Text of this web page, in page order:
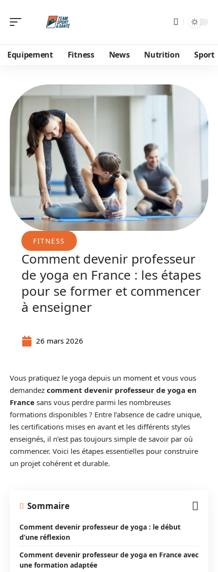
Equipement Fitness News Nutrition Sport
FITNESS
Comment devenir professeur
de yoga en France : les étapes
pour se former et commencer
à enseigner
26 mars 2026
Vous pratiquez le yoga depuis un moment et vous vous
demandez comment devenir professeur de yoga en
France sans vous perdre parmi les nombreuses
formations disponibles ? Entre l’absence de cadre unique,
les certifications mises en avant et les différents styles
enseignés, il n’est pas toujours simple de savoir par où
commencer. Voici les étapes essentielles pour construire
un projet cohérent et durable.
Sommaire
Comment devenir professeur de yoga : le début
d’une réflexion
Comment devenir professeur de yoga en France avec
une formation adaptée